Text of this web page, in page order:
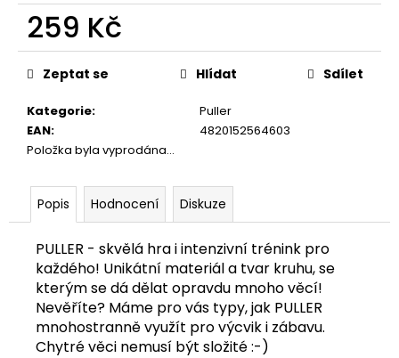
259 Kč
Měrná
cena:
Kategorie:
Puller
EAN:
4820152564603
Položka byla vyprodána…
Zeptat se Hlídat Sdílet
Popis Hodnocení Diskuze
PULLER - skvělá hra i intenzivní trénink pro
každého! Unikátní materiál a tvar kruhu, se
kterým se dá dělat opravdu mnoho věcí!
Nevěříte? Máme pro vás typy, jak PULLER
mnohostranně využít pro výcvik i zábavu.
Chytré věci nemusí být složité :-)
p
o
r
u
u
e
KUŘECÍ
KŘÍDLA
KG
Kč